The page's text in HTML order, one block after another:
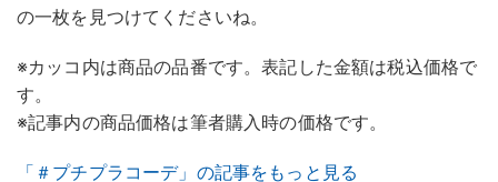
の一枚を見つけてくださいね。
※カッコ内は商品の品番です。表記した金額は税込価格で
す。
※記事内の商品価格は筆者購入時の価格です。
「＃プチプラコーデ」の記事をもっと見る